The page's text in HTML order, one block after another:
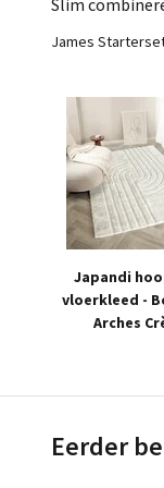
Slim
James
Japandi
vloerkleed -
Arches
Eerder